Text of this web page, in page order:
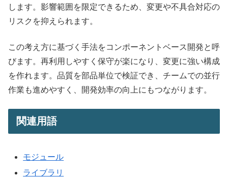
します。影響範囲を限定できるため、変更や不具合対応の
リスクを抑えられます。
この考え方に基づく手法をコンポーネントベース開発と呼
びます。再利用しやすく保守が楽になり、変更に強い構成
を作れます。品質を部品単位で検証でき、チームでの並行
作業も進めやすく、開発効率の向上にもつながります。
関連用語
モジュール
ライブラリ